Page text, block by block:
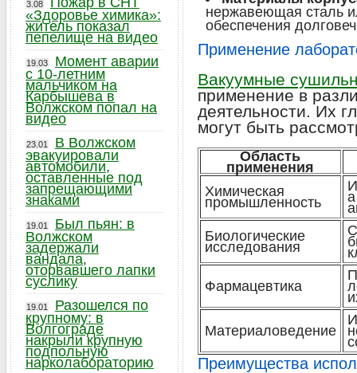
нержавеющая сталь
обеспечения
Применение
Вакуумные
применение в
деятельности. Их
могут быть
Область
применения
Химическая
промышленность
Биологические
исследования
Фармацевтика
Материаловедение
Преимущества
3.08
«Здоровье химика»:
житель показал
пепелище на видео
19.03
Момент аварии
с 10-летним
мальчиком на
Карбышева в
Волжском попал на
видео
23.01
В Волжском
эвакуировали
автомобили,
оставленные под
запрещающими
знаками
19.01
Был пьян: в
Волжском
задержали
вандала,
оторвавшего лапки
суслику
19.01
Разошелся по
крупному: в
Волгограде
накрыли крупную
подпольную
нарколабораторию